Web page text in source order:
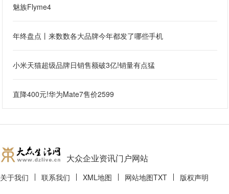
魅族Flyme4
年终盘点丨来数数各大品牌今年都发了哪些手机
小米天猫超级品牌日销售额破3亿!销量有点猛
直降400元!华为Mate7售价2599
大众企业资讯门户网站
关于我们 联系我们 XML地图 网站地图TXT 版权声明